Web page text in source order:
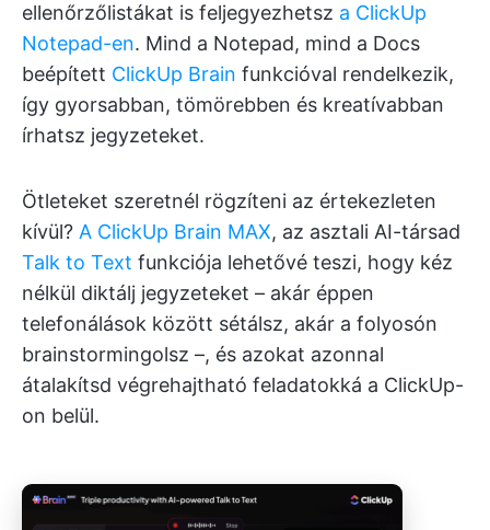
ellenőrzőlistákat is feljegyezhetsz a ClickUp
Notepad-en. Mind a Notepad, mind a Docs
beépített ClickUp Brain funkcióval rendelkezik,
így gyorsabban, tömörebben és kreatívabban
írhatsz jegyzeteket.
Ötleteket szeretnél rögzíteni az értekezleten
kívül? A ClickUp Brain MAX, az asztali AI-társad
Talk to Text funkciója lehetővé teszi, hogy kéz
nélkül diktálj jegyzeteket – akár éppen
telefonálások között sétálsz, akár a folyosón
brainstormingolsz –, és azokat azonnal
átalakítsd végrehajtható feladatokká a ClickUp-
on belül.